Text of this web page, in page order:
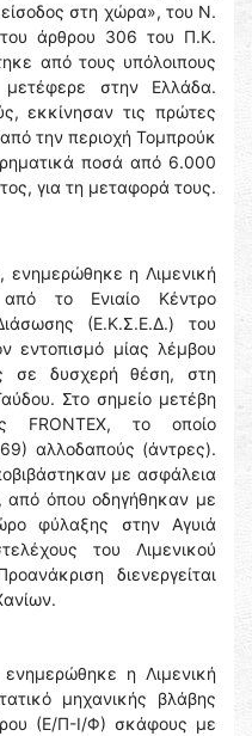
στη χώρα», του Ν.
άρθρου 306 του Π.Κ.
από τους υπόλοιπους
στην Ελλάδα.
εκκίνησαν τις πρώτες
την περιοχή Τομπρούκ
ποσά από 6.000
για τη μεταφορά τους.
ενημερώθηκε η Λιμενική
το Ενιαίο Κέντρο
(Ε.Κ.Σ.Ε.Δ.) του
εντοπισμό μίας λέμβου
σε δυσχερή θέση, στη
Στο σημείο μετέβη
FRONTEX, το οποίο
αλλοδαπούς (άντρες).
με ασφάλεια
από όπου οδηγήθηκαν με
φύλαξης στην Αγυιά
του Λιμενικού
διενεργείται
η Λιμενική
μηχανικής βλάβης
(Ε/Π-Ι/Φ) σκάφους με